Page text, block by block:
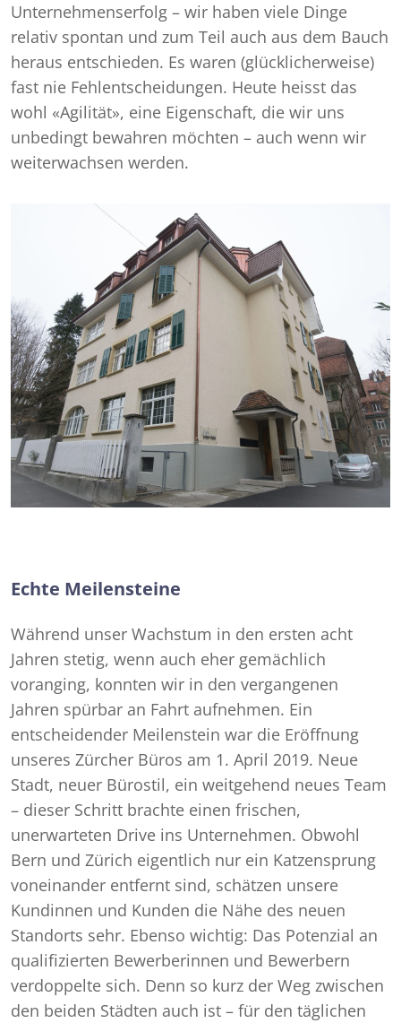
Unternehmenserfolg – wir haben viele Dinge
relativ spontan und zum Teil auch aus dem Bauch
heraus entschieden. Es waren (glücklicherweise)
fast nie Fehlentscheidungen. Heute heisst das
wohl «Agilität», eine Eigenschaft, die wir uns
unbedingt bewahren möchten – auch wenn wir
weiterwachsen werden.
Echte Meilensteine
Während unser Wachstum in den ersten acht
Jahren stetig, wenn auch eher gemächlich
voranging, konnten wir in den vergangenen
Jahren spürbar an Fahrt aufnehmen. Ein
entscheidender Meilenstein war die Eröffnung
unseres Zürcher Büros am 1. April 2019. Neue
Stadt, neuer Bürostil, ein weitgehend neues Team
– dieser Schritt brachte einen frischen,
unerwarteten Drive ins Unternehmen. Obwohl
Bern und Zürich eigentlich nur ein Katzensprung
voneinander entfernt sind, schätzen unsere
Kundinnen und Kunden die Nähe des neuen
Standorts sehr. Ebenso wichtig: Das Potenzial an
qualifizierten Bewerberinnen und Bewerbern
verdoppelte sich. Denn so kurz der Weg zwischen
den beiden Städten auch ist – für den täglichen